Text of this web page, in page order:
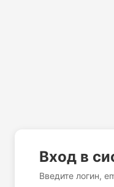
Вход в
Введите логин,